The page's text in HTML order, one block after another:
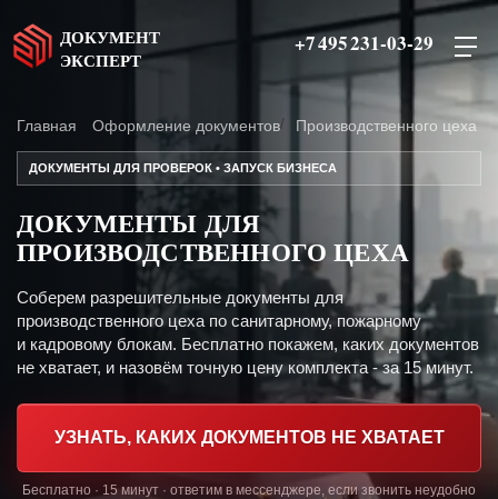
ДОКУМЕНТ
ЭКСПЕРТ
+7 495 231-03-29
Главная Оформление документов Производственного цеха
ДОКУМЕНТЫ ДЛЯ ПРОВЕРОК • ЗАПУСК БИЗНЕСА
ДОКУМЕНТЫ ДЛЯ
ПРОИЗВОДСТВЕННОГО ЦЕХА
Соберем разрешительные документы для
производственного цеха по санитарному, пожарному
и кадровому блокам. Бесплатно покажем, каких документов
не хватает, и назовём точную цену комплекта - за 15 минут.
УЗНАТЬ, КАКИХ ДОКУМЕНТОВ НЕ ХВАТАЕТ
Бесплатно · 15 минут · ответим в мессенджере, если звонить неудобно